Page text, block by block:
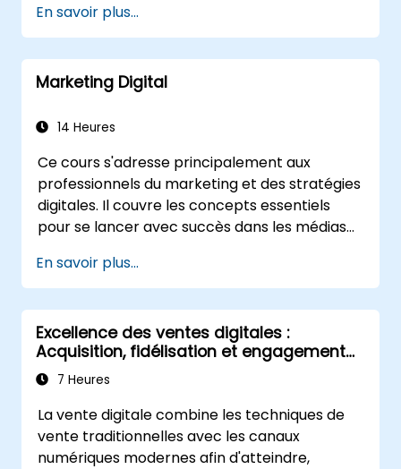
objectifs de l'entreprise.
Créer des stratégies de contenu
efficaces, y compris les piliers de contenu,
les formats et les calendriers éditoriaux.
tactiques sur les réseaux sociaux.
payante et mesurer leur succès.
Engager et modérer efficacement les
communautés en ligne.
Gérer les crises sur les réseaux sociaux et
maintenir la réputation de la marque.
Mettre en œuvre les meilleures pratiques
En savoir plus...
Marketing Digital
14 Heures
Ce cours s'adresse principalement aux
professionnels du marketing et des stratégies
digitales. Il couvre les concepts essentiels
pour se lancer avec succès dans les médias
introduction aux principaux concepts du
marketing digital, allant du marketing mobile
et du marketing sur les réseaux sociaux au
marketing par e-mail, au marketing PPC et au
référencement (SEO). À l'issue de la
formation, les participants auront compris
d'une stratégie bien conçue, illustrée par des
exemples concrets.
En savoir plus...
Excellence des ventes digitales :
Acquisition, fidélisation et engagement
des clients
7 Heures
La vente digitale combine les techniques de
vente traditionnelles avec les canaux
numériques modernes afin d'atteindre,